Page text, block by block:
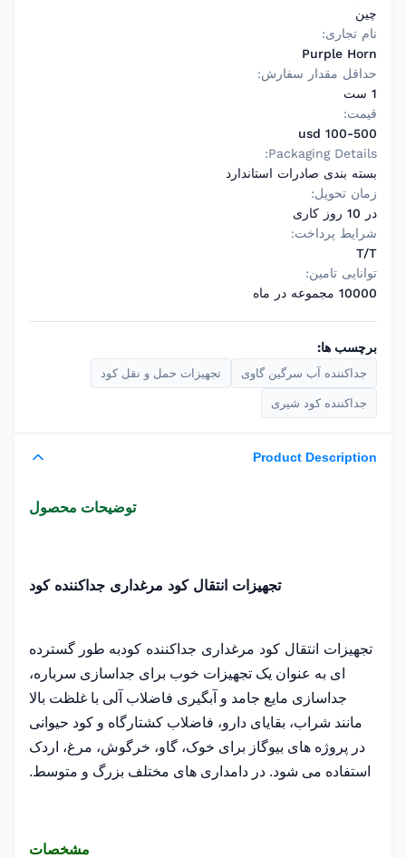
چین
نام تجاری:
Purple Horn
حداقل مقدار سفارش:
1 ست
قیمت:
100-500 usd
Packaging Details:
بسته بندی صادرات استاندارد
زمان تحویل:
در 10 روز کاری
شرایط پرداخت:
T/T
توانایی تامین:
10000 مجموعه در ماه
برچسب ها:
جداکننده آب سرگین گاوی تجهیزات حمل و نقل کود
جداکننده کود شیری
Product Description
توضیحات محصول
تجهیزات انتقال کود مرغداری جداکننده کود
تجهیزات انتقال کود مرغداری جداکننده کودبه طور گسترده
ای به عنوان یک تجهیزات خوب برای جداسازی سرباره،
جداسازی مایع جامد و آبگیری فاضلاب آلی با غلظت بالا
مانند شراب، بقایای دارو، فاضلاب کشتارگاه و کود حیوانی
در پروژه های بیوگاز برای خوک، گاو، خرگوش، مرغ، اردک
استفاده می شود. در دامداری های مختلف بزرگ و متوسط.
مشخصات